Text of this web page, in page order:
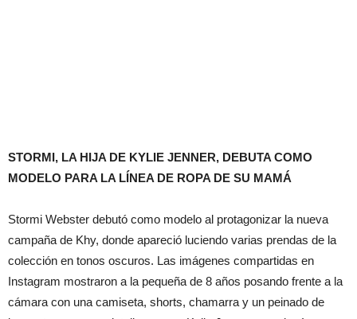
STORMI, LA HIJA DE KYLIE JENNER, DEBUTA COMO
MODELO PARA LA LÍNEA DE ROPA DE SU MAMÁ
Stormi Webster debutó como modelo al protagonizar la nueva
campaña de Khy, donde apareció luciendo varias prendas de la
colección en tonos oscuros. Las imágenes compartidas en
Instagram mostraron a la pequeña de 8 años posando frente a la
cámara con una camiseta, shorts, chamarra y un peinado de